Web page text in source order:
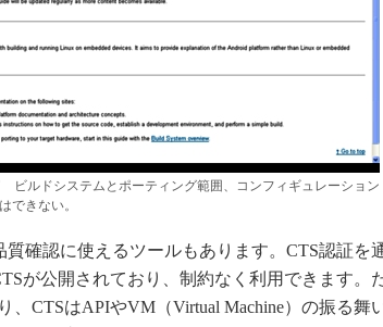
ビルドシステムとポーティング範囲、コンフィギュレーション
できない。
確認に使えるツールもあります。CTS認証を
が公開されており、制約なく利用できます。
、CTSはAPIやVM（Virtual Machine）の振る舞